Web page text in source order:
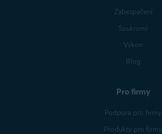
Zabezpečení
Soukromí
Výkon
Blog
Pro firmy
Podpora pro firmy
Produkty pro firmy